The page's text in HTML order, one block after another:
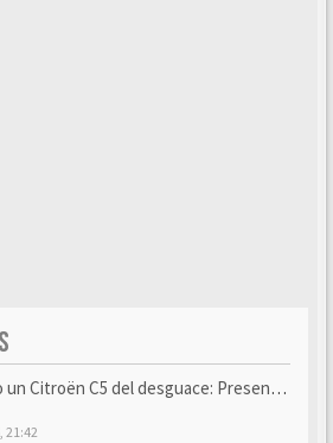
C5 del desguace: Presentación y seguimiento
21:42